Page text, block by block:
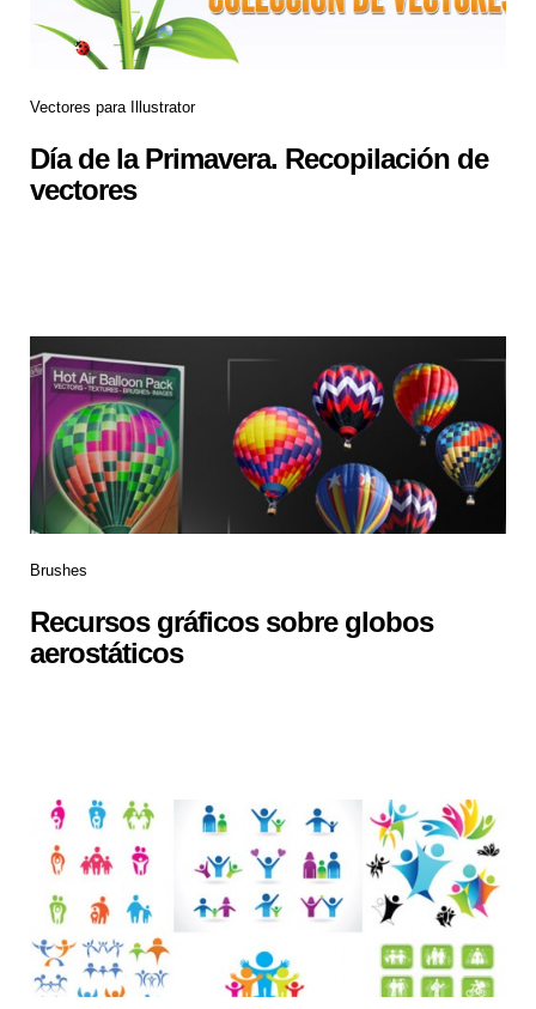
Vectores para Illustrator
Día de la Primavera. Recopilación de
vectores
Brushes
Recursos gráficos sobre globos
aerostáticos